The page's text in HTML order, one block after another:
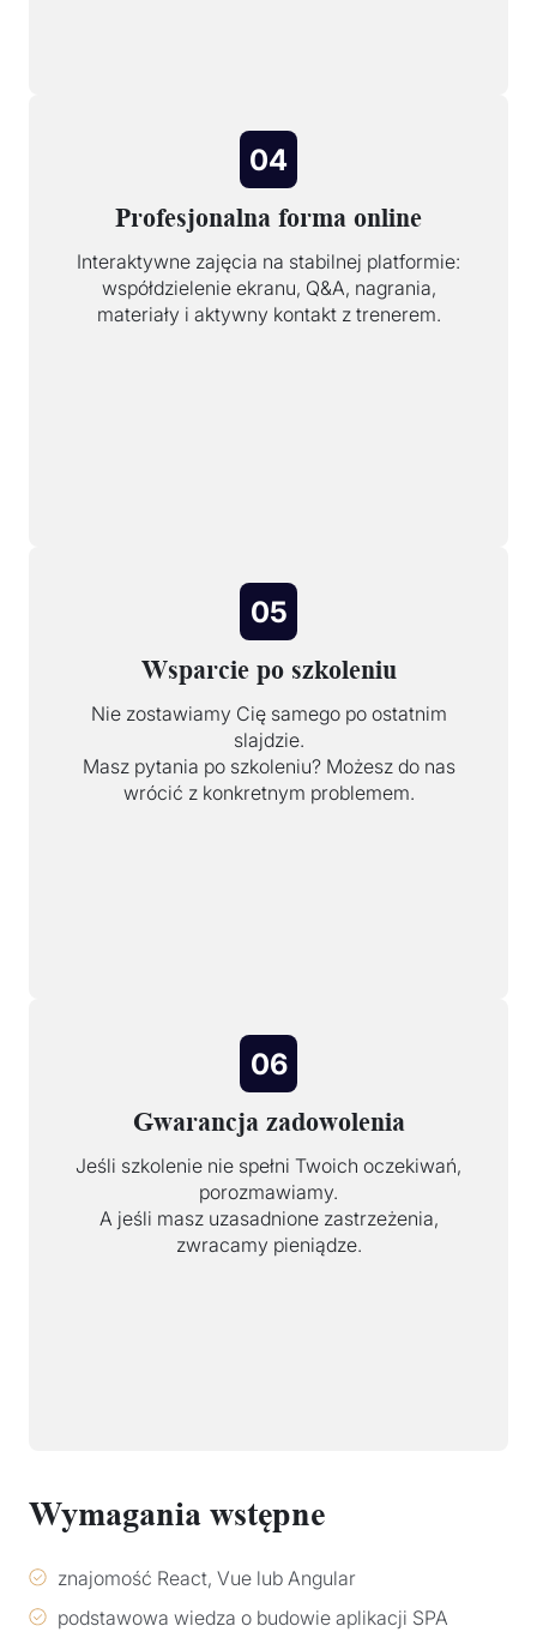
04
Profesjonalna forma online
Interaktywne zajęcia na stabilnej platformie:
współdzielenie ekranu, Q&A, nagrania,
materiały i aktywny kontakt z trenerem.
05
Wsparcie po szkoleniu
Nie zostawiamy Cię samego po ostatnim
slajdzie.
Masz pytania po szkoleniu? Możesz do nas
wrócić z konkretnym problemem.
06
Gwarancja zadowolenia
Jeśli szkolenie nie spełni Twoich oczekiwań,
porozmawiamy.
A jeśli masz uzasadnione zastrzeżenia,
zwracamy pieniądze.
Wymagania wstępne
znajomość React, Vue lub Angular
podstawowa wiedza o budowie aplikacji SPA